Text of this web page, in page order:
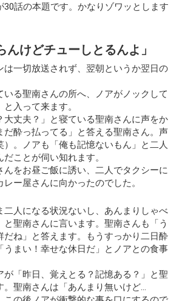
30話の本題です。かなりゾワッとします
んけどチューしとるんよ」
は一切放送されず、翌朝というか翌日の
いる聖南さんの所へ、ノアがノックして
と入って来ます。
大丈夫？」と寝ている聖南さんに声をか
だ酔っ払ってる」と答える聖南さん。声
）。ノアも「俺も記憶ないもん」と二人
ことが伺い知れます。
んをお昼ご飯に誘い、二人でタクシーに
ー屋さんに向かったのでした。
二人になる状況ないし、あんまりしゃべ
と聖南さんに言います。聖南さんも「う
だね」と答えます。もうすっかり二日酔
うまい！幸せな休日だ」とノアとの食事
が 「昨日、覚えとる？記憶ある？」
と聖
。聖南さんは「あんまり無いけど…